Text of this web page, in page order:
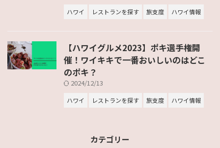
ハワイ レストランを探す 旅支度 ハワイ情報
【ハワイグルメ2023】ポキ選手権開
催！ワイキキで一番おいしいのはどこ
のポキ？
2024/12/13
ハワイ レストランを探す 旅支度 ハワイ情報
カテゴリー